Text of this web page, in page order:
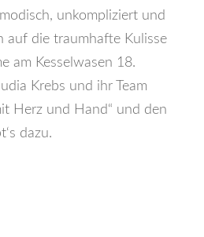
unkompliziert und
auf die traumhafte Kulisse
am Kesselwasen 18.
Krebs und ihr Team
Herz und Hand“ und den
dazu.